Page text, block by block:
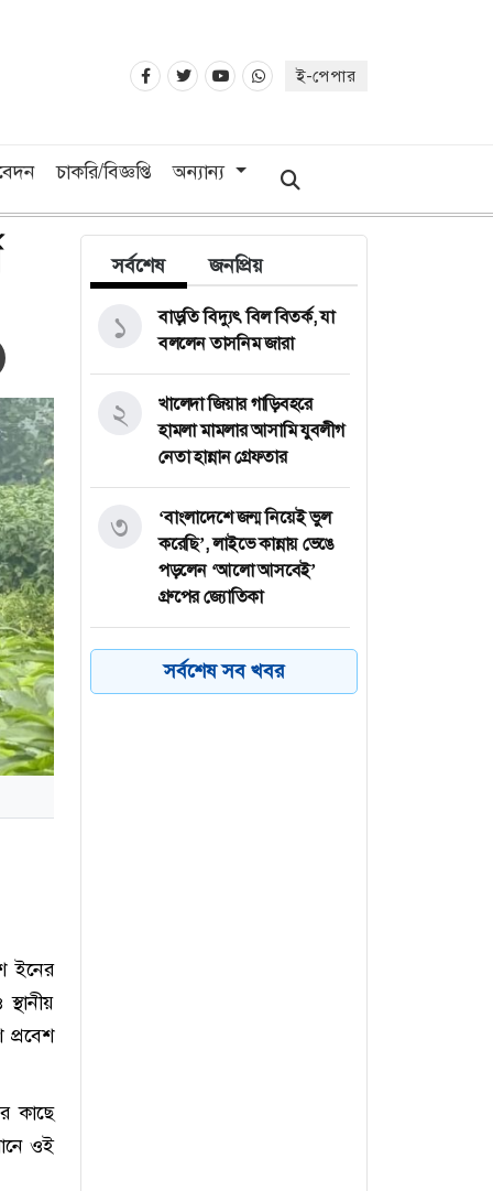
ই-পেপার
চাকরি/বিজ্ঞপ্তি অন্যান্য
ইনের
প্রবেশ
কাছে
ওই
সর্বশেষ জনপ্রিয়
বাড়তি বিদ্যুৎ বিল বিতর্ক, যা
বললেন তাসনিম জারা
১
খালেদা জিয়ার গাড়িবহরে
হামলা মামলার আসামি যুবলীগ
নেতা হান্নান গ্রেফতার
২
‘বাংলাদেশে জন্ম নিয়েই ভুল
করেছি’, লাইভে কান্নায় ভেঙে
পড়লেন ‘আলো আসবেই’
গ্রুপের জ্যোতিকা
৩
চীন-বাংলাদেশ-পাকিস্তান
সীমান্তে বড় রেল প্রকল্প নিচ্ছে
সর্বশেষ সব খবর